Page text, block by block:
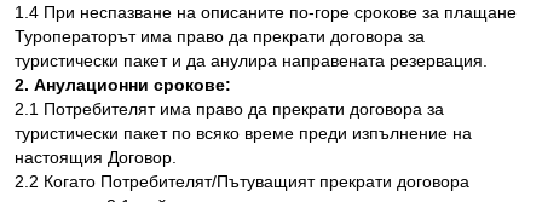
1.4 При неспазване на описаните по-горе срокове за плащане
Туроператорът има право да прекрати договора за
туристически пакет и да анулира направената резервация.
2. Анулационни срокове:
2.1 Потребителят има право да прекрати договора за
туристически пакет по всяко време преди изпълнение на
настоящия Договор.
2.2 Когато Потребителят/Пътуващият прекрати договора